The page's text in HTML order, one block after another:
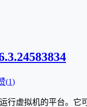
(1)
行虚拟机的平台。